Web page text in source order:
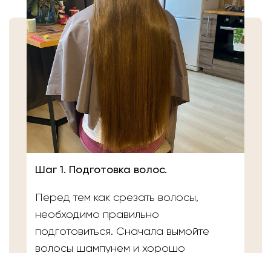
Шаг 1. Подготовка волос.
Перед тем как срезать волосы,
необходимо правильно
подготовиться. Сначала вымойте
волосы шампунем и хорошо